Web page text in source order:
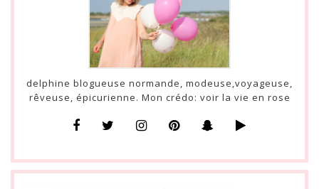
delphine blogueuse normande, modeuse,voyageuse,
rêveuse, épicurienne. Mon crédo: voir la vie en rose